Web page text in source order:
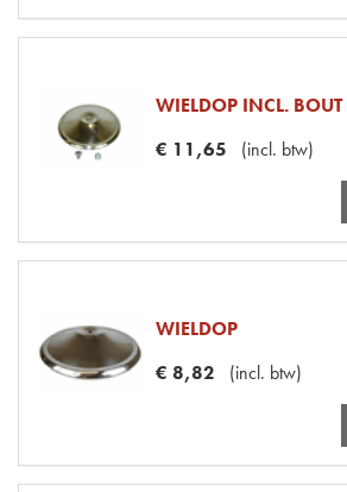
WIELDOP INCL.
€ 11,65 (incl. btw)
WIELDOP
€ 8,82 (incl. btw)